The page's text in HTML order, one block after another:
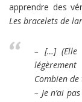
apprendre des
Les bracelets de
– […] (Elle
Combien
– Je n’ai